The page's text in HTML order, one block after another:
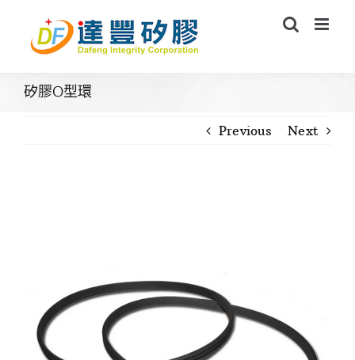
content
矽膠O型環
Previous Next